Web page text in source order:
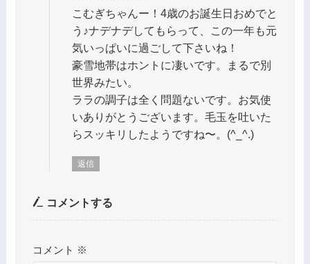
こむぎちゃんー！4歳のお誕生日おめでと
う♪ナデナデしてもらって、この一年も元
気いっぱいに過ごして下さいね！
豪雪地帯はホントに凄いです。まるで別
世界みたい。
ララの調子は全く問題ないです。お気使
いありがとうございます。毛玉を吐いた
らスッキリしたようですね〜。(^_^.)
返信
コメントする
コメント ※